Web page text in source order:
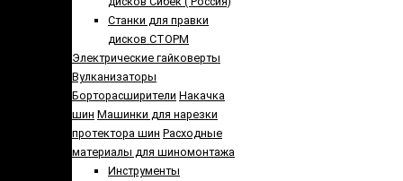
Станки для правки
дисков СТОРМ
Электрические гайковерты
Вулканизаторы
Борторасширители Накачка
шин Машинки для нарезки
протектора шин Расходные
материалы для шиномонтажа
Инструменты